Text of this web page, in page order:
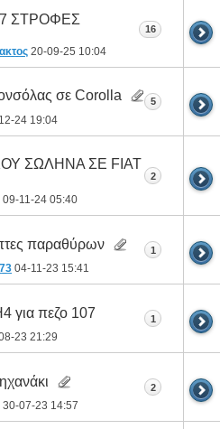
ΣΤΡΟΦΕΣ
20-09-25 10:04
16
σε Corolla
24 19:04
5
ΣΩΛΗΝΑ ΣΕ FIAT
09-11-24 05:40
2
παραθύρων
04-11-23 15:41
1
για πεζο 107
23 21:29
1
30-07-23 14:57
2